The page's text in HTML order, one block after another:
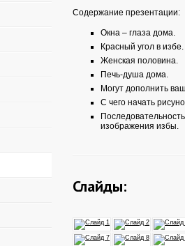
Содержание презентации:
Окна – глаза дома.
Красный угол в избе.
Женская половина.
Печь-душа дома.
Могут дополнить
С чего начать
изображения избы.
Слайды: